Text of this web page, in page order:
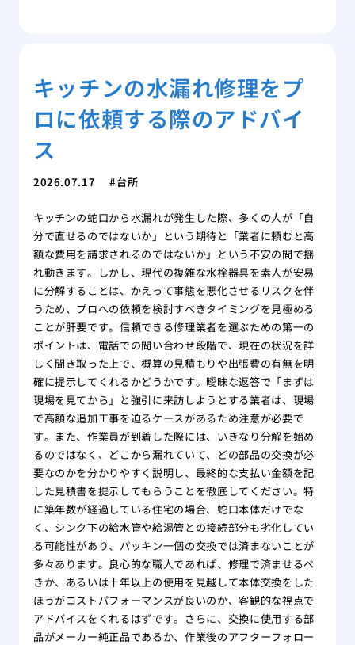
キッチンの水漏れ修理をプ
ロに依頼する際のアドバイ
ス
2026.07.17 台所
キッチンの蛇口から水漏れが発生した際、多くの人が「自
分で直せるのではないか」という期待と「業者に頼むと高
額な費用を請求されるのではないか」という不安の間で揺
れ動きます。しかし、現代の複雑な水栓器具を素人が安易
に分解することは、かえって事態を悪化させるリスクを伴
うため、プロへの依頼を検討すべきタイミングを見極める
ことが肝要です。信頼できる修理業者を選ぶための第一の
ポイントは、電話での問い合わせ段階で、現在の状況を詳
しく聞き取った上で、概算の見積もりや出張費の有無を明
確に提示してくれるかどうかです。曖昧な返答で「まずは
現場を見てから」と強引に来訪しようとする業者は、現場
で高額な追加工事を迫るケースがあるため注意が必要で
す。また、作業員が到着した際には、いきなり分解を始め
るのではなく、どこから漏れていて、どの部品の交換が必
要なのかを分かりやすく説明し、最終的な支払い金額を記
した見積書を提示してもらうことを徹底してください。特
に築年数が経過している住宅の場合、蛇口本体だけでな
く、シンク下の給水管や給湯管との接続部分も劣化してい
る可能性があり、パッキン一個の交換では済まないことが
多々あります。良心的な職人であれば、修理で済ませるべ
きか、あるいは十年以上の使用を見越して本体交換をした
ほうがコストパフォーマンスが良いのか、客観的な視点で
アドバイスをくれるはずです。さらに、交換に使用する部
品がメーカー純正品であるか、作業後のアフターフォロー